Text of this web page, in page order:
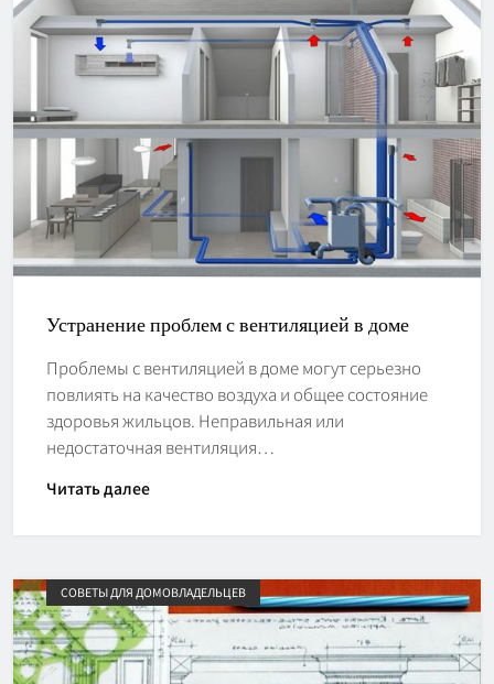
Устранение проблем с вентиляцией в доме
Проблемы с вентиляцией в доме могут серьезно
повлиять на качество воздуха и общее состояние
здоровья жильцов. Неправильная или
недостаточная вентиляция…
Читать далее
СОВЕТЫ ДЛЯ ДОМОВЛАДЕЛЬЦЕВ